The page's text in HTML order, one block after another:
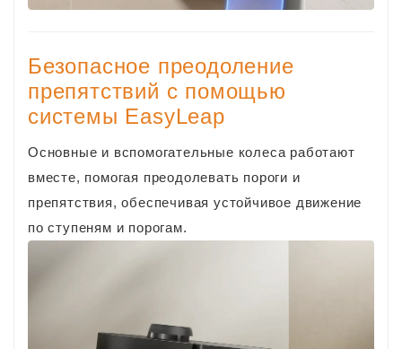
Безопасное преодоление
препятствий с помощью
системы EasyLeap
Основные и вспомогательные колеса работают
вместе, помогая преодолевать пороги и
препятствия, обеспечивая устойчивое движение
по ступеням и порогам.